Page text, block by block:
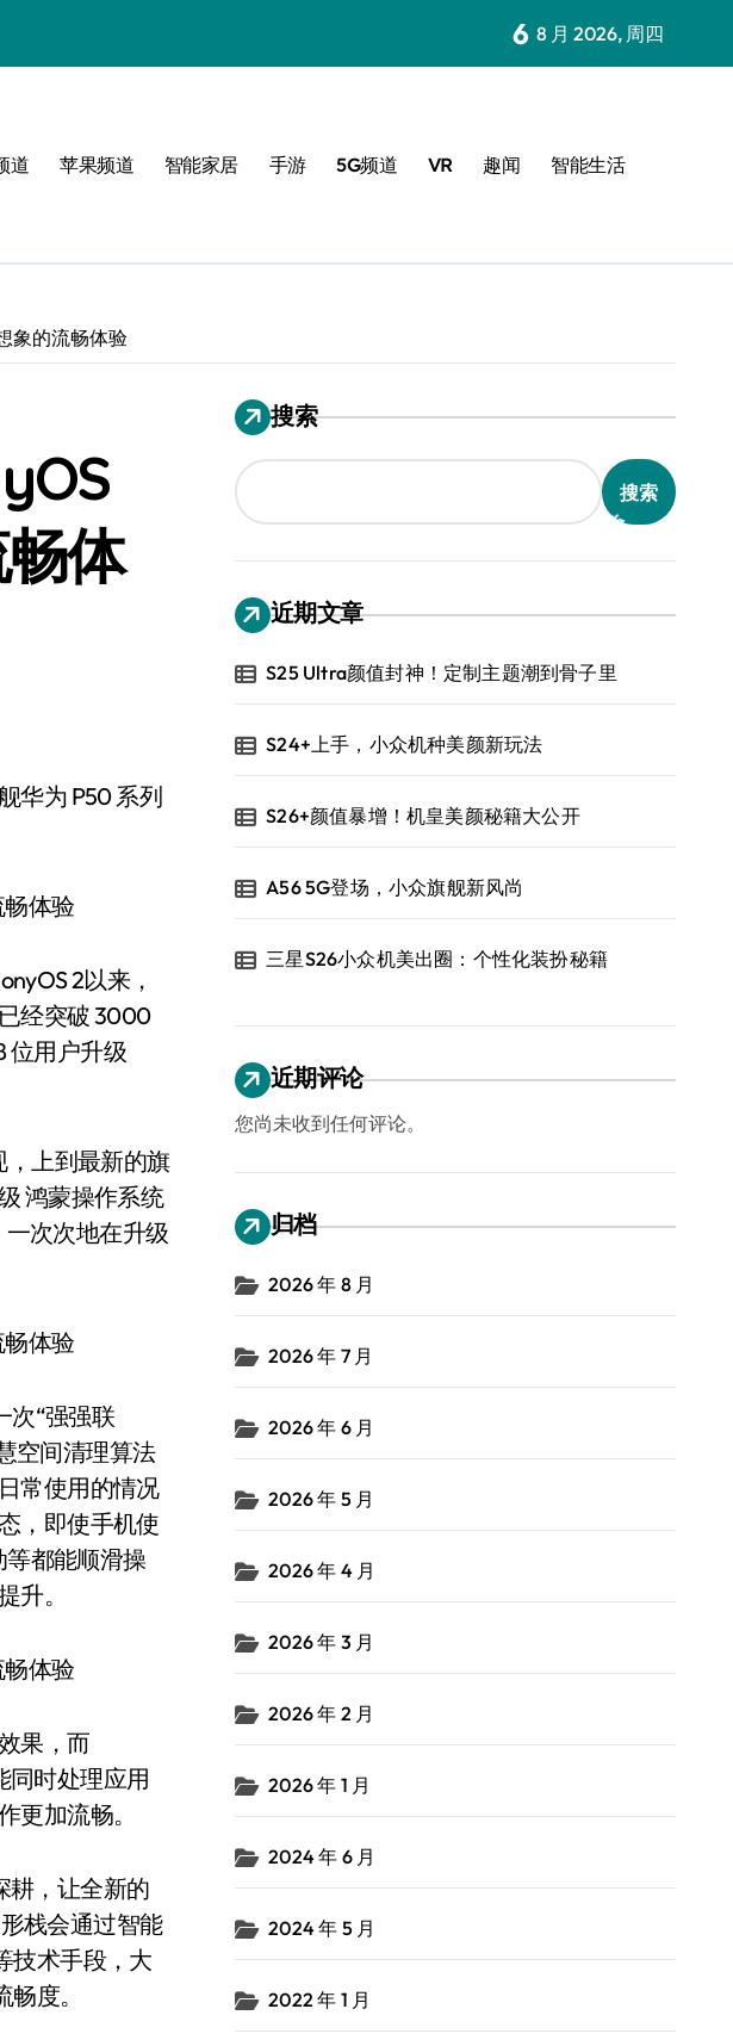
6 8 月 2026, 周四
道 苹果频道 智能家居 手游 5G频道 VR 趣闻 智能生活
象的流畅体验
体
2以来，
经突破 3000
位用户升级
，上到最新的旗
鸿蒙操作系统
次次地在升级
次“强强联
空间清理算法
常使用的情况
，即使手机使
都能顺滑操
升。
果，而
同时处理应用
更加流畅。
耕，让全新的
栈会通过智能
技术手段，大
度。
搜索
搜索
近期文章
S25 Ultra颜值封神！定制主题潮到骨子里
S24+上手，小众机种美颜新玩法
S26+颜值暴增！机皇美颜秘籍大公开
A56 5G登场，小众旗舰新风尚
三星S26小众机美出圈：个性化装扮秘籍
近期评论
您尚未收到任何评论。
归档
2026 年 8 月
2026 年 7 月
2026 年 6 月
2026 年 5 月
2026 年 4 月
2026 年 3 月
2026 年 2 月
2026 年 1 月
2024 年 6 月
2024 年 5 月
2022 年 1 月